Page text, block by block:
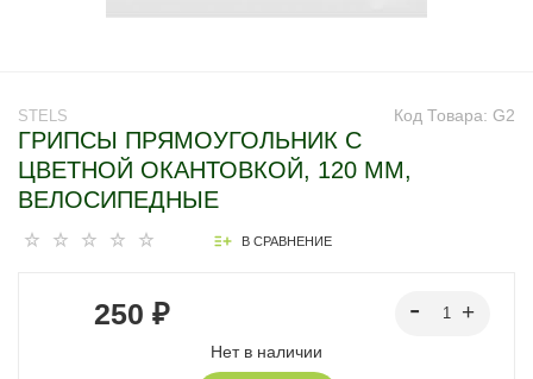
Код Товара: G2
STELS
ГРИПСЫ ПРЯМОУГОЛЬНИК С
ЦВЕТНОЙ ОКАНТОВКОЙ, 120 ММ,
ВЕЛОСИПЕДНЫЕ
В СРАВНЕНИЕ
250 ₽
Нет в наличии